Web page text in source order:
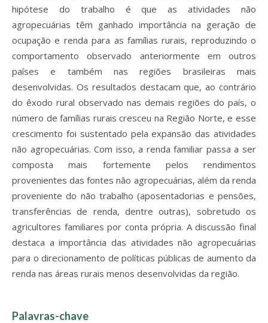
hipótese do trabalho é que as atividades não
agropecuárias têm ganhado importância na geração de
ocupação e renda para as famílias rurais, reproduzindo o
comportamento observado anteriormente em outros
países e também nas regiões brasileiras mais
desenvolvidas. Os resultados destacam que, ao contrário
do êxodo rural observado nas demais regiões do país, o
número de famílias rurais cresceu na Região Norte, e esse
crescimento foi sustentado pela expansão das atividades
não agropecuárias. Com isso, a renda familiar passa a ser
composta mais fortemente pelos rendimentos
provenientes das fontes não agropecuárias, além da renda
proveniente do não trabalho (aposentadorias e pensões,
transferências de renda, dentre outras), sobretudo os
agricultores familiares por conta própria. A discussão final
destaca a importância das atividades não agropecuárias
para o direcionamento de políticas públicas de aumento da
renda nas áreas rurais menos desenvolvidas da região.
Palavras-chave